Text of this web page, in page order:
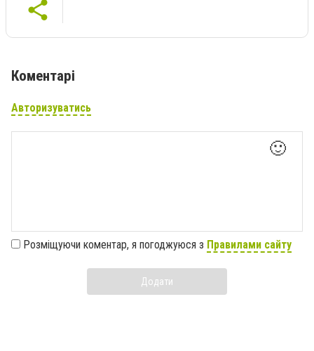
Коментарі
Авторизуватись
🙂
Розміщуючи коментар, я погоджуюся з Правилами сайту
Додати